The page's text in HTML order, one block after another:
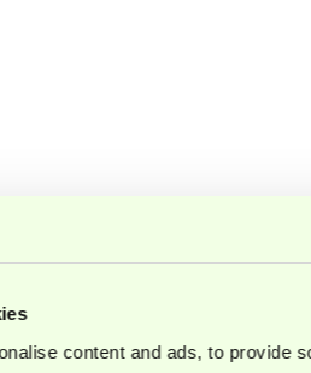
content and ads, to provide